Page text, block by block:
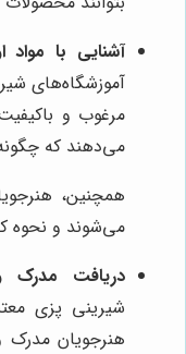
آشنایی با
آموزشگاه‌های
مرغوب و
می‌دهند که چگونه
همچنین،
می‌شوند و نحوه
دریافت مدرک و
شیرینی پزی
هنرجویان مدرک